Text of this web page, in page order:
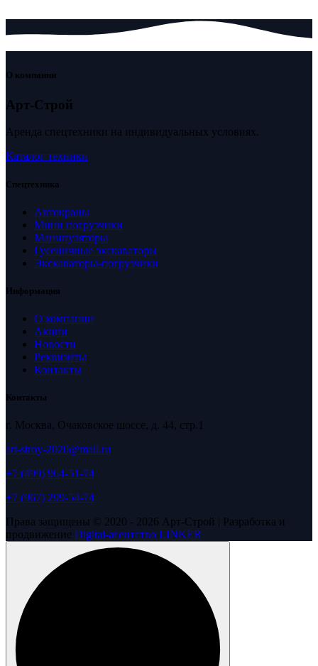
О компании
Арт-Строй
Аренда спецтехники на индивидуальных условиях.
Каталог техники
Спецтехника
Автокраны
Мини погрузчики
Манипуляторы
Гусеничные экскаваторы
Экскаваторы-погрузчики
Информация
О компании
Акции
Новости
Реквизиты
Контакты
Контакты
г. Москва, Очаковское шоссе, д. 44, стр.1
art-stroy-2020@mail.ru
+7 (499) 964-51-74
+7 (967) 299-54-74
Права защищены © 2020 - 2026 Арт-Строй | Разработка и
продвижение Digital-агентство LINKER